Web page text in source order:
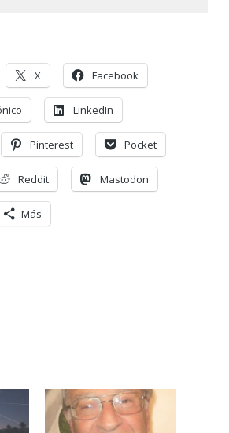
X Facebook
LinkedIn
Pinterest Pocket
Reddit Mastodon
Más